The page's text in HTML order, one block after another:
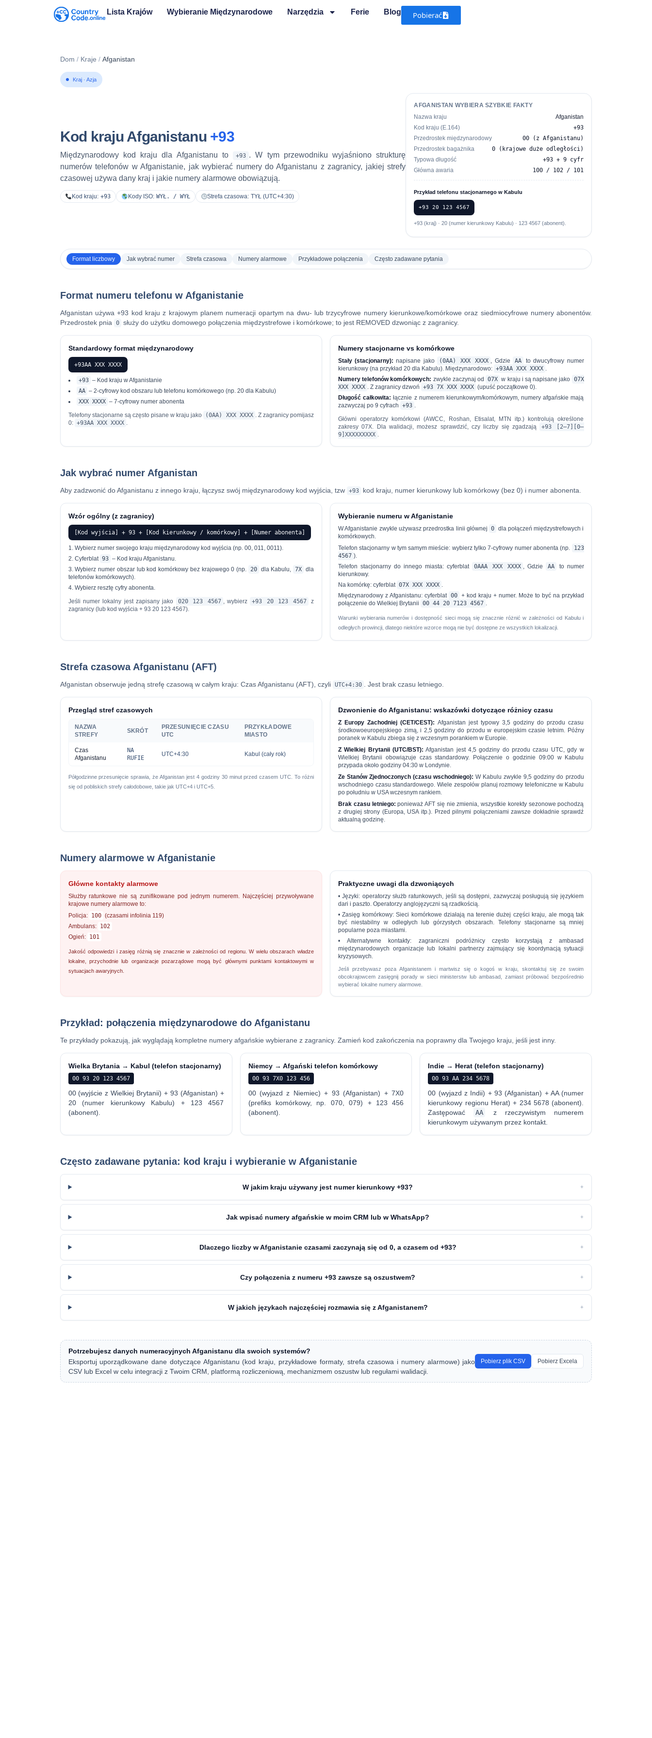
Lista Krajów Wybieranie Międzynarodowe Narzędzia Ferie Blog Pobierać
Dom / Kraje / Afganistan
Kraj · Azja
Kod kraju Afganistanu +93
Międzynarodowy kod kraju dla Afganistanu to +93 . W tym przewodniku wyjaśniono strukturę
numerów telefonów w Afganistanie, jak wybierać numery do Afganistanu z zagranicy, jakiej strefy
czasowej używa dany kraj i jakie numery alarmowe obowiązują.
Kod kraju: +93 Kody ISO: WYŁ. / WYŁ Strefa czasowa: TYŁ (UTC+4:30)
AFGANISTAN WYBIERA SZYBKIE FAKTY
Nazwa kraju
Afganistan
Kod kraju (E.164)
+93
Przedrostek międzynarodowy
00 (z Afganistanu)
Przedrostek bagażnika
0 (krajowe duże odległości)
Typowa długość
+93 + 9 cyfr
Główna awaria
100 / 102 / 101
Przykład telefonu stacjonarnego w Kabulu
+93 20 123 4567
+93 (kraj) · 20 (numer kierunkowy Kabulu) · 123 4567 (abonent).
Format liczbowy Jak wybrać numer Strefa czasowa Numery alarmowe Przykładowe połączenia Często zadawane pytania
Format numeru telefonu w Afganistanie
Afganistan używa+93 kod kraju z krajowym planem numeracji opartym na dwu- lub trzycyfrowe numery kierunkowe/komórkowe oraz siedmiocyfrowe numery abonentów.
Przedrostek pnia
0 służy do użytku domowego połączenia międzystrefowe i komórkowe; to jest REMOVEDdzwoniąc z zagranicy.
Standardowy format międzynarodowy
+93AA XXX XXXX
+93 – Kod kraju w Afganistanie
AA – 2-cyfrowy kod obszaru lub telefonu komórkowego (np. 20 dla Kabulu)
XXX XXXX – 7-cyfrowy numer abonenta
Telefony stacjonarne są często pisane w kraju jako
(0AA) XXX XXXX . Z zagranicy pomijasz
0: +93AA XXX XXXX .
Numery stacjonarne vs komórkowe
Stały (stacjonarny): napisane jako (0AA) XXX XXXX , Gdzie AA
to dwucyfrowy numer
kierunkowy (na przykład 20 dla Kabulu). Międzynarodowo: +93AA XXX XXXX .
Numery telefonów komórkowych: zwykle zaczynaj od 07X w kraju i są napisane jako 07X
XXX XXXX . Z zagranicy dzwoń +93 7X XXX XXXX (upuść początkowe 0).
Długość całkowita: łącznie z numerem kierunkowym/komórkowym, numery afgańskie mają
zazwyczaj po 9 cyfrach +93 .
Główni operatorzy komórkowi (AWCC, Roshan, Etisalat, MTN itp.) kontrolują określone
zakresy 07X. Dla walidacji, możesz sprawdzić, czy liczby się zgadzają
+93 [2–7][0–
9]XXXXXXXXX .
Jak wybrać numer Afganistan
Aby zadzwonić do Afganistanu z innego kraju, łączysz swój międzynarodowy kod wyjścia, tzw +93 kod kraju, numer kierunkowy lub komórkowy (bez 0) i numer abonenta.
Wzór ogólny (z zagranicy)
[Kod wyjścia] + 93 + [Kod kierunkowy / komórkowy] + [Numer abonenta]
Wybierz numer swojego kraju międzynarodowy kod wyjścia(np. 00, 011, 0011).
Cyferblat 93 – Kod kraju Afganistanu.
Wybierz numer obszar lub kod komórkowy bez krajowego 0 (np. 20 dla Kabulu, 7X dla
telefonów komórkowych).
Wybierz resztę cyfry abonenta.
Jeśli numer lokalny jest zapisany jako
020 123 4567 , wybierz +93 20 123 4567
z
zagranicy (lub kod wyjścia + 93 20 123 4567).
Wybieranie numeru w Afganistanie
W Afganistanie zwykle używasz przedrostka linii głównej 0 dla połączeń międzystrefowych i
komórkowych.
Telefon stacjonarny w tym samym mieście: wybierz tylko 7-cyfrowy numer abonenta (np.
123
4567 ).
Telefon stacjonarny do innego miasta:cyferblat 0AAA XXX XXXX , Gdzie AA
to numer
kierunkowy.
Na komórkę: cyferblat 07X XXX XXXX .
Międzynarodowy z Afganistanu:cyferblat 00 + kod kraju + numer. Może to być na przykład
połączenie do Wielkiej Brytanii 00 44 20 7123 4567 .
Warunki wybierania numerów i dostępność sieci mogą się znacznie różnić w zależności od Kabulu i
odległych prowincji, dlatego niektóre wzorce mogą nie być dostępne ze wszystkich lokalizacji.
Strefa czasowa Afganistanu (AFT)
Afganistan obserwuje jedną strefę czasową w całym kraju: Czas Afganistanu (AFT) , czyli UTC+4:30 . Jest brak czasu letniego.
Przegląd stref czasowych
NAZWA
STREFY
SKRÓT
PRZESUNIĘCIE CZASU
UTC
PRZYKŁADOWE
MIASTO
Czas
Afganistanu
NA
RUFIE
UTC+4:30 Kabul (cały rok)
Półgodzinne przesunięcie sprawia, że ​​Afganistan jest 4 godziny 30 minut przed czasem UTC. To różni
się od pobliskich strefy całodobowe, takie jak UTC+4 i UTC+5.
Dzwonienie do Afganistanu: wskazówki dotyczące różnicy czasu
Z Europy Zachodniej (CET/CEST): Afganistan jest typowy 3,5 godziny do przodu czasu
środkowoeuropejskiego zimą, i 2,5 godziny do przodu w europejskim czasie letnim. Późny
poranek w Kabulu zbiega się z wczesnym porankiem w Europie.
Z Wielkiej Brytanii (UTC/BST): Afganistan jest4,5 godziny do przodu czasu UTC, gdy w
Wielkiej Brytanii obowiązuje czas standardowy. Połączenie o godzinie 09:00 w Kabulu
przypada około godziny 04:30 w Londynie.
Ze Stanów Zjednoczonych (czasu wschodniego): W Kabulu zwykle9,5 godziny do przodu
wschodniego czasu standardowego. Wiele zespołów planuj rozmowy telefoniczne w Kabulu
po południu w USA wczesnym rankiem.
Brak czasu letniego: ponieważ AFT się nie zmienia, wszystkie korekty sezonowe pochodzą
z drugiej strony (Europa, USA itp.). Przed pilnymi połączeniami zawsze dokładnie sprawdź
aktualną godzinę.
Numery alarmowe w Afganistanie
Główne kontakty alarmowe
Służby ratunkowe nie są zunifikowane pod jednym numerem. Najczęściej przywoływane
krajowe numery alarmowe to:
Policja:
100 (czasami infolinia 119)
Ambulans:
102
Ogień:
101
Jakość odpowiedzi i zasięg różnią się znacznie w zależności od regionu. W wielu obszarach władze
lokalne, przychodnie lub organizacje pozarządowe mogą być głównymi punktami kontaktowymi w
sytuacjach awaryjnych.
Praktyczne uwagi dla dzwoniących
•Języki: operatorzy służb ratunkowych, jeśli są dostępni, zazwyczaj posługują się językiem
dari i paszto. Operatorzy anglojęzyczni są rzadkością.
•Zasięg komórkowy:Sieci komórkowe działają na terenie dużej części kraju, ale mogą tak
być niestabilny w odległych lub górzystych obszarach. Telefony stacjonarne są mniej
popularne poza miastami.
•Alternatywne kontakty: zagraniczni podróżnicy często korzystają z ambasad
międzynarodowych organizacje lub lokalni partnerzy zajmujący się koordynacją sytuacji
kryzysowych.
Jeśli przebywasz poza Afganistanem i martwisz się o kogoś w kraju, skontaktuj się ze swoim
obcokrajowcem zasięgnij porady w sieci ministerstw lub ambasad, zamiast próbować bezpośrednio
wybierać lokalne numery alarmowe.
Przykład: połączenia międzynarodowe do Afganistanu
Te przykłady pokazują, jak wyglądają kompletne numery afgańskie wybierane z zagranicy. Zamień kod zakończenia na poprawny dla Twojego kraju, jeśli jest inny.
Wielka Brytania → Kabul (telefon stacjonarny)
00 93 20 123 4567
00 (wyjście z Wielkiej Brytanii) + 93 (Afganistan) +
20 (numer kierunkowy Kabulu) + 123 4567
(abonent).
Niemcy → Afgański telefon komórkowy
00 93 7X0 123 456
00 (wyjazd z Niemiec) + 93 (Afganistan) + 7X0
(prefiks komórkowy, np. 070, 079) + 123 456
(abonent).
Indie → Herat (telefon stacjonarny)
00 93 AA 234 5678
00 (wyjazd z Indii) + 93 (Afganistan) + AA (numer
kierunkowy regionu Herat) + 234 5678 (abonent).
Zastępować
AA
z rzeczywistym numerem
kierunkowym używanym przez kontakt.
Często zadawane pytania: kod kraju i wybieranie w Afganistanie
W jakim kraju używany jest numer kierunkowy +93? +
Jak wpisać numery afgańskie w moim CRM lub w WhatsApp? +
Dlaczego liczby w Afganistanie czasami zaczynają się od 0, a czasem od +93? +
Czy połączenia z numeru +93 zawsze są oszustwem? +
W jakich językach najczęściej rozmawia się z Afganistanem? +
Potrzebujesz danych numeracyjnych Afganistanu dla swoich systemów?
Eksportuj uporządkowane dane dotyczące Afganistanu (kod kraju, przykładowe formaty, strefa czasowa i numery alarmowe) jako
CSV lub Excel w celu integracji z Twoim CRM, platformą rozliczeniową, mechanizmem oszustw lub regułami walidacji.
Pobierz plik CSV Pobierz Excela